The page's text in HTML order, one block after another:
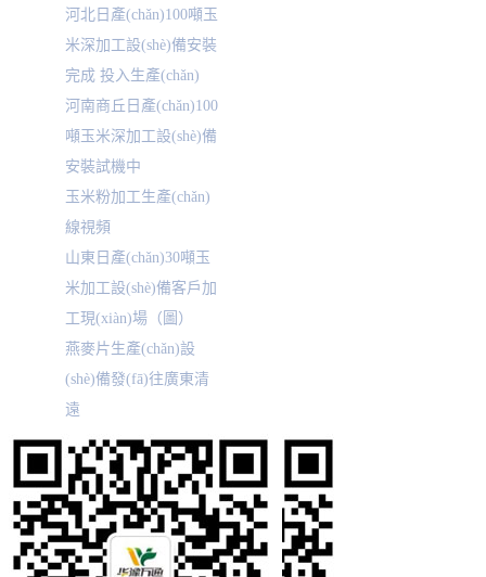
河北日產(chǎn)100噸玉
米深加工設(shè)備安裝
完成 投入生產(chǎn)
河南商丘日產(chǎn)100
噸玉米深加工設(shè)備
安裝試機中
玉米粉加工生產(chǎn)
線視頻
山東日產(chǎn)30噸玉
米加工設(shè)備客戶加
工現(xiàn)場（圖）
燕麥片生產(chǎn)設
(shè)備發(fā)往廣東清
遠